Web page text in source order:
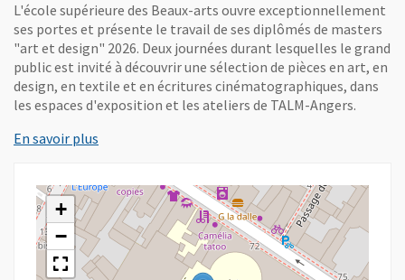
L'école supérieure des Beaux-arts ouvre exceptionnellement
ses portes et présente le travail de ses diplômés de masters
"art et design" 2026. Deux journées durant lesquelles le grand
public est invité à découvrir une sélection de pièces en art, en
design, en textile et en écritures cinématographiques, dans
les espaces d'exposition et les ateliers de TALM-Angers.
En savoir plus
+
−